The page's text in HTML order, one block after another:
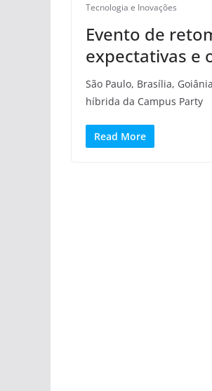
Tecnologia e Inovações
Evento de
expectativas e
São Paulo, Brasília,
híbrida da Campus Party
Read More